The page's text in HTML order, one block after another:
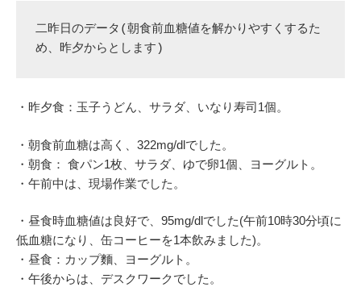
二昨日のデータ(朝食前血糖値を解かりやすくするた
め、昨夕からとします)
・昨夕食：玉子うどん、サラダ、いなり寿司1個。
・朝食前血糖は高く、322mg/dlでした。
・朝食： 食パン1枚、サラダ、ゆで卵1個、ヨーグルト。
・午前中は、現場作業でした。
・昼食時血糖値は良好で、95mg/dlでした(午前10時30分頃に
低血糖になり、缶コーヒーを1本飲みました)。
・昼食：カップ麵、ヨーグルト。
・午後からは、デスクワークでした。